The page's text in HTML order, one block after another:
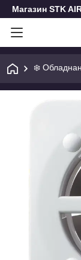
Магазин STK
❄️